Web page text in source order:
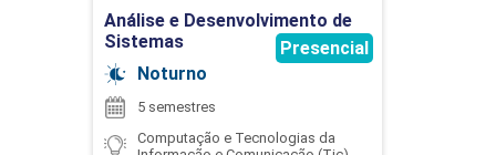
BANCO DE DADOS II
FERNANDA FERRAZ LIMA
Análise e Desenvolvimento de
Sistemas
Noturno
Presencial
5 semestres
Computação e Tecnologias da